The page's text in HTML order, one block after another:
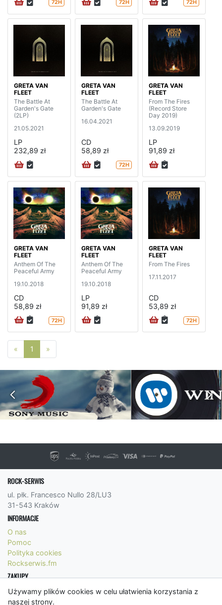
Używamy plików cookies w celu ułatwienia korzystania z
naszej strony.
72H 72H 72H
GRETA VAN
FLEET
The Battle At
Garden's Gate
(2LP)
21.05.2021
LP
232,89 zł
GRETA VAN
FLEET
The Battle At
Garden's Gate
16.04.2021
CD
58,89 zł
72H
GRETA VAN
FLEET
From The Fires
(Record Store
Day 2019)
13.09.2019
LP
91,89 zł
GRETA VAN
FLEET
Anthem Of The
Peaceful Army
19.10.2018
CD
58,89 zł
72H
GRETA VAN
FLEET
Anthem Of The
Peaceful Army
19.10.2018
LP
91,89 zł
GRETA VAN
FLEET
From The Fires
17.11.2017
CD
53,89 zł
72H
« Poprzednia strona
1 »
ROCK-SERWIS
ul. płk. Francesco Nullo 28/LU3
31-543 Kraków
INFORMACJE
O nas
Pomoc
Polityka cookies
Rockserwis.fm
ZAKUPY
Formy płatności
Koszty wysyłki